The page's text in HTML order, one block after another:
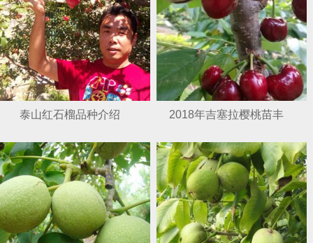
泰山红石榴品种介绍 2018年吉塞拉樱桃苗丰